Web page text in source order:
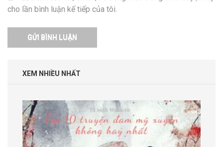
cho lần bình luận kế tiếp của tôi.
XEM NHIỀU NHẤT